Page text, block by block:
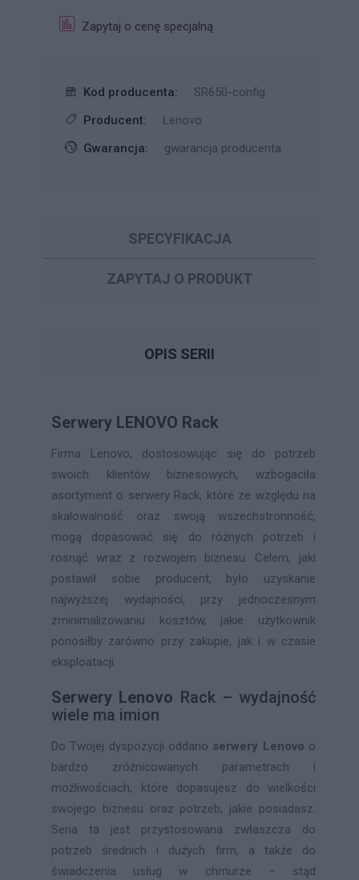
Zapytaj o cenę specjalną
Kod producenta:
SR650-config
Producent:
Lenovo
Gwarancja:
gwarancja producenta
SPECYFIKACJA
ZAPYTAJ O PRODUKT
OPIS SERII
Serwery LENOVO Rack
Firma Lenovo, dostosowując się do potrzeb
swoich klientów biznesowych, wzbogaciła
asortyment o serwery Rack, które ze względu na
skalowalność oraz swoją wszechstronność,
mogą dopasować się do różnych potrzeb i
rosnąć wraz z rozwojem biznesu. Celem, jaki
postawił sobie producent, było uzyskanie
najwyższej wydajności, przy jednoczesnym
zminimalizowaniu kosztów, jakie użytkownik
ponosiłby zarówno przy zakupie, jak i w czasie
eksploatacji.
Serwery Lenovo Rack – wydajność
wiele ma imion
Do Twojej dyspozycji oddano serwery Lenovo o
bardzo zróżnicowanych parametrach i
możliwościach, które dopasujesz do wielkości
swojego biznesu oraz potrzeb, jakie posiadasz.
Seria ta jest przystosowana zwłaszcza do
potrzeb średnich i dużych firm, a także do
świadczenia usług w chmurze – stąd